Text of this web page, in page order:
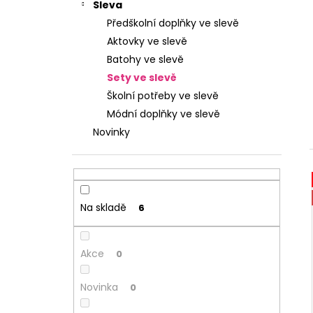
Sleva
Předškolní doplňky ve slevě
Aktovky ve slevě
Batohy ve slevě
Sety ve slevě
Školní potřeby ve slevě
Módní doplňky ve slevě
Novinky
Na skladě 6
Akce 0
Novinka 0
STUDENTSKÝ BATOH OXY SCOOLER
DOTS PINK
1 449 Kč